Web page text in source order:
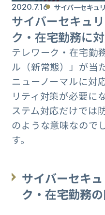
2020.7.16 サイバーセキュ
サイバーセキュ
ク・在宅勤務に
テレワーク・在宅勤
ル（新常態）」が当
ニューノーマルに対
リティ対策が必要に
ステム対応だけでは
のような意味なので
す。
サイバーセキ
ク・在宅勤務